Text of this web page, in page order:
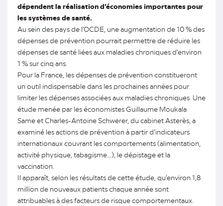
dépendent la réalisation d’économies importantes pour
les systèmes de santé.
Au sein des pays de l’OCDE, une augmentation de 10 % des
dépenses de prévention pourrait permettre de réduire les
dépenses de santé liées aux maladies chroniques d’environ
1 % sur cinq ans.
Pour la France, les dépenses de prévention constitueront
un outil indispensable dans les prochaines années pour
limiter les dépenses associées aux maladies chroniques. Une
étude menée par les économistes Guillaume Moukala
Same et Charles-Antoine Schwerer, du cabinet Asterès, a
examiné les actions de prévention à partir d’indicateurs
internationaux couvrant les comportements (alimentation,
activité physique, tabagisme…), le dépistage et la
vaccination.
Il apparaît, selon les résultats de cette étude, qu’environ 1,8
million de nouveaux patients chaque année sont
attribuables à des facteurs de risque comportementaux.